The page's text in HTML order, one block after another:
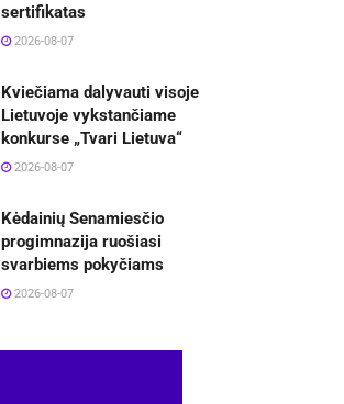
sertifikatas
2026-08-07
Kviečiama dalyvauti visoje
Lietuvoje vykstančiame
konkurse „Tvari Lietuva“
2026-08-07
Kėdainių Senamiesčio
progimnazija ruošiasi
svarbiems pokyčiams
2026-08-07